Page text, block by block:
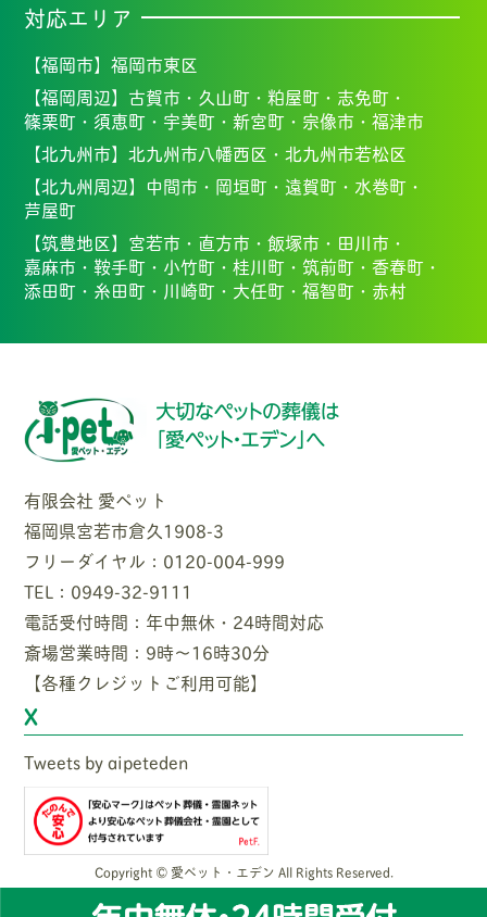
対応エリア
【福岡市】福岡市東区
【福岡周辺】 古賀市・ 久山町・粕屋町・ 志免町・
篠栗町・ 須恵町・ 宇美町・新宮町・ 宗像市・福津市
【北九州市】北九州市八幡西区・北九州市若松区
【北九州周辺】 中間市・ 岡垣町・遠賀町・ 水巻町・
芦屋町
【筑豊地区】 宮若市・ 直方市・飯塚市・ 田川市・
嘉麻市・鞍手町・ 小竹町・桂川町・ 筑前町・香春町・
添田町・ 糸田町・ 川崎町・ 大任町・福智町・ 赤村
有限会社 愛ペット
福岡県宮若市倉久1908-3
フリーダイヤル：0120-004-999
TEL：0949-32-9111
電話受付時間：年中無休・24時間対応
斎場営業時間：9時〜16時30分
【各種クレジットご利用可能】
X
Tweets by aipeteden
Copyright © 愛ペット・エデン All Rights Reserved.